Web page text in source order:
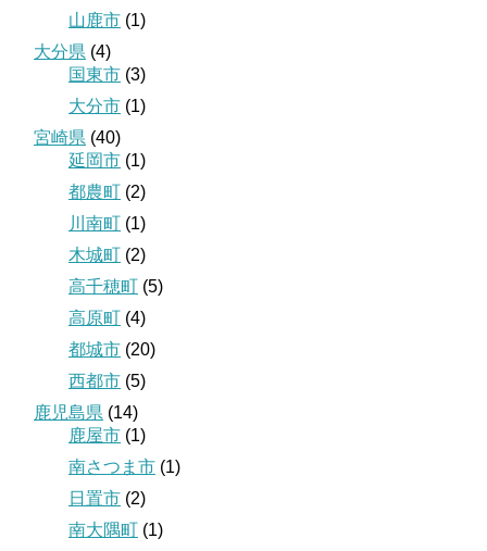
山鹿市 (1)
大分県 (4)
国東市 (3)
大分市 (1)
宮崎県 (40)
延岡市 (1)
都農町 (2)
川南町 (1)
木城町 (2)
高千穂町 (5)
高原町 (4)
都城市 (20)
西都市 (5)
鹿児島県 (14)
鹿屋市 (1)
南さつま市 (1)
日置市 (2)
南大隅町 (1)